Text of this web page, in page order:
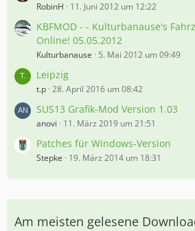
RobinH 11. Juni 2012 um 12:22
KBFMOD - - Kulturbanause's
Online! 05.05.2012
Kulturbanause 5. Mai 2012 um 09:49
Leipzig
t.p 28. April 2016 um 08:42
SUS13 Grafik-Mod Version 1.03
anovi 11. März 2019 um 21:51
Patches für Windows-Version
Stepke 19. März 2014 um 18:31
Am meisten gelesene